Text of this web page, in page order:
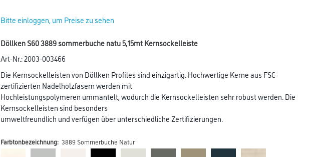
Bitte einloggen, um Preise zu sehen
Döllken S60 3889 sommerbuche natu 5,15mt Kernsockelleiste
Art-Nr.:2003-003466
Die Kernsockelleisten von Döllken Profiles sind einzigartig. Hochwertige Kerne aus FSC-
zertifizierten Nadelholzfasern werden mit
Hochleistungspolymeren ummantelt, wodurch die Kernsockelleisten sehr robust werden. Die
Kernsockelleisten sind besonders
umweltfreundlich und verfügen über unterschiedliche Zertifizierungen.
Farbtonbezeichnung: 3889 Sommerbuche Natur